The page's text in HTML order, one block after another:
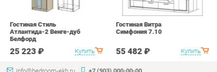
Коллекции
Кровати
О проекте
Контакты
Весь мир
Екатеринбург